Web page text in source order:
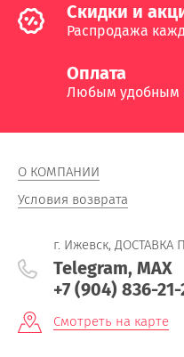
Cкидки и
Распродажа
Оплата
Любым удобным
О КОМПАНИИ
Условия возврата
г. Ижевск,
Telegram, MAX
+7 (904) 836-21-
Смотреть на карте